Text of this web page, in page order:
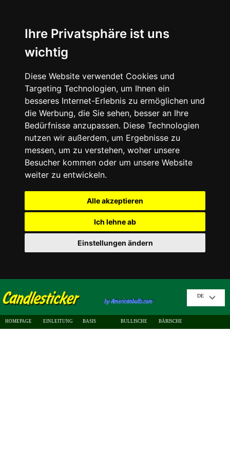
Ihre Privatsphäre ist uns
wichtig
Diese Website verwendet Cookies und
Targeting Technologien, um Ihnen ein
besseres Internet-Erlebnis zu ermöglichen und
die Werbung, die Sie sehen, besser an Ihre
Bedürfnisse anzupassen. Diese Technologien
nutzen wir außerdem, um Ergebnisse zu
messen, um zu verstehen, woher unsere
Besucher kommen oder um unsere Website
weiter zu entwickeln.
Alle akzeptieren
Ich lehne ab
Einstellungen ändern
DE
HOMEPAGE EINLEITUNG BASIS BULLISCHE BÄRISCHE